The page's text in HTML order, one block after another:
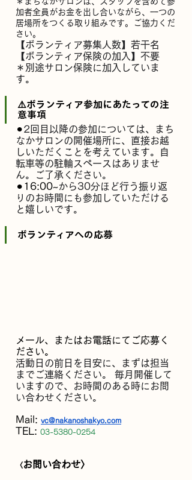
加者全員がお金を出し合いながら、一つの
居場所をつくる取り組みです。ご協力くだ
さい。
【ボランティア募集人数】若干名
【ボランティア保険の加入】不要
＊別途サロン保険に加入していま
す。
⚠️ボランティア参加にあたっての注
意事項
⚫︎2回目以降の参加については、まち
なかサロンの開催場所に、直接お越
しいただくことを考えています。自
転車等の駐輪スペースはありませ
ん。ご了承ください。
⚫︎16:00~から30分ほど行う振り返
りのお時間にも参加していただける
と嬉しいです。
ボランティアへの応募
メール、またはお電話にてご応募く
ださい。
活動日の前日を目安に、まずは担当
までご連絡ください。 毎月開催して
いますので、お時間のある時にお問
い合わせください。
Mail: vc@nakanoshakyo.com
TEL: 03-5380-0254
〈お問い合わせ〉